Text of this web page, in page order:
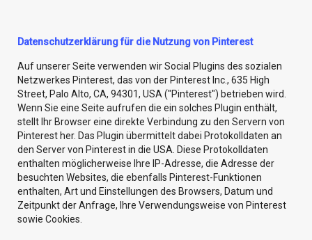
Datenschutzerklärung für die Nutzung von Pinterest
Auf unserer Seite verwenden wir Social Plugins des sozialen
Netzwerkes Pinterest, das von der Pinterest Inc., 635 High
Street, Palo Alto, CA, 94301, USA ("Pinterest") betrieben wird.
Wenn Sie eine Seite aufrufen die ein solches Plugin enthält,
stellt Ihr Browser eine direkte Verbindung zu den Servern von
Pinterest her. Das Plugin übermittelt dabei Protokolldaten an
den Server von Pinterest in die USA. Diese Protokolldaten
enthalten möglicherweise Ihre IP-Adresse, die Adresse der
besuchten Websites, die ebenfalls Pinterest-Funktionen
enthalten, Art und Einstellungen des Browsers, Datum und
Zeitpunkt der Anfrage, Ihre Verwendungsweise von Pinterest
sowie Cookies.